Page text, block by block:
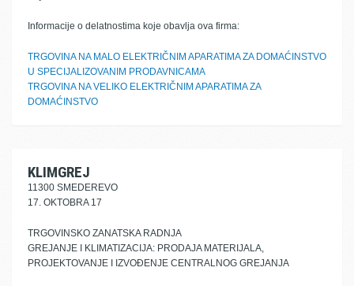
Informacije o delatnostima koje obavlja ova firma:
TRGOVINA NA MALO ELEKTRIČNIM APARATIMA ZA DOMAĆINSTVO
U SPECIJALIZOVANIM PRODAVNICAMA
TRGOVINA NA VELIKO ELEKTRIČNIM APARATIMA ZA
DOMAĆINSTVO
KLIMGREJ
11300 SMEDEREVO
17. OKTOBRA 17
TRGOVINSKO ZANATSKA RADNJA
GREJANJE I KLIMATIZACIJA: PRODAJA MATERIJALA,
PROJEKTOVANJE I IZVOĐENJE CENTRALNOG GREJANJA